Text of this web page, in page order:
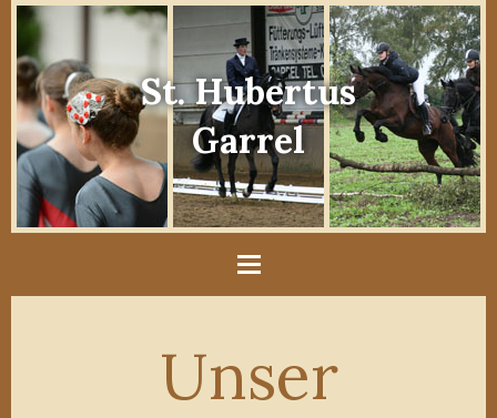
St. Hubertus
Garrel
Unser